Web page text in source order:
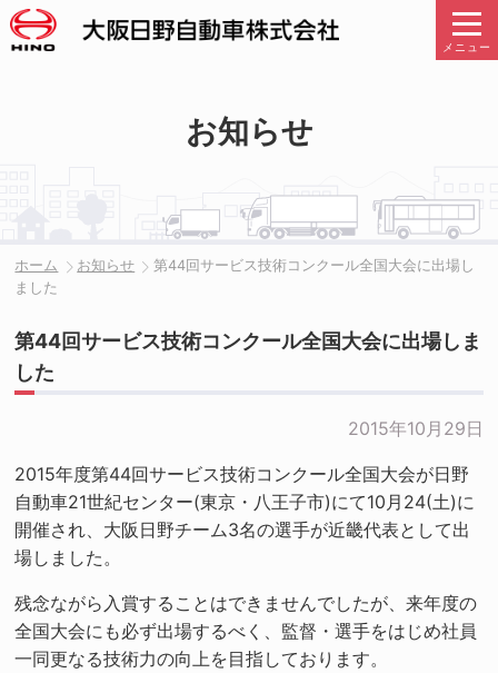
メニュー
お知らせ
ホーム お知らせ
第44回サービス技術コンクール全国大会に出場し
ました
第44回サービス技術コンクール全国大会に出場しま
した
2015年10月29日
2015年度第44回サービス技術コンクール全国大会が日野
自動車21世紀センター(東京・八王子市)にて10月24(土)に
開催され、大阪日野チーム3名の選手が近畿代表として出
場しました。
残念ながら入賞することはできませんでしたが、来年度の
全国大会にも必ず出場するべく、監督・選手をはじめ社員
一同更なる技術力の向上を目指しております。